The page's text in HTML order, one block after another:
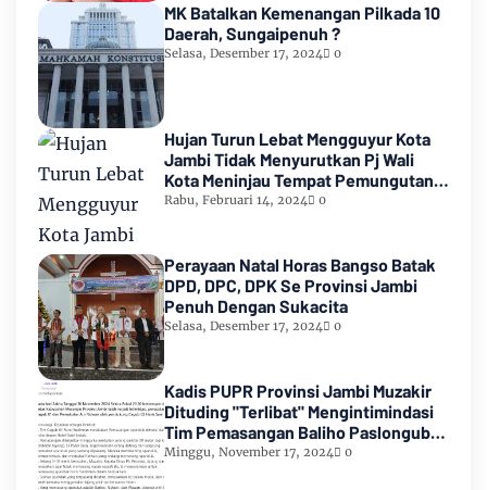
MK Batalkan Kemenangan Pilkada 10
Daerah, Sungaipenuh ?
Selasa, Desember 17, 2024 0
Hujan Turun Lebat Mengguyur Kota
Jambi Tidak Menyurutkan Pj Wali
Kota Meninjau Tempat Pemungutan
Suara Pemilu 2024
Rabu, Februari 14, 2024 0
Perayaan Natal Horas Bangso Batak
DPD, DPC, DPK Se Provinsi Jambi
Penuh Dengan Sukacita
Selasa, Desember 17, 2024 0
Kadis PUPR Provinsi Jambi Muzakir
Dituding "Terlibat" Mengintimindasi
Tim Pemasangan Baliho Paslongub
Romi-Sudirman
Minggu, November 17, 2024 0